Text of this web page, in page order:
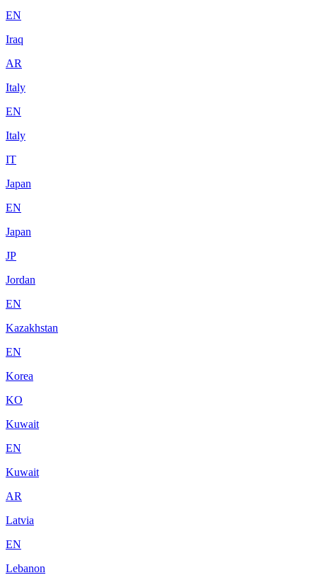
EN
Iraq
AR
Italy
EN
Italy
IT
Japan
EN
Japan
JP
Jordan
EN
Kazakhstan
EN
Korea
KO
Kuwait
EN
Kuwait
AR
Latvia
EN
Lebanon